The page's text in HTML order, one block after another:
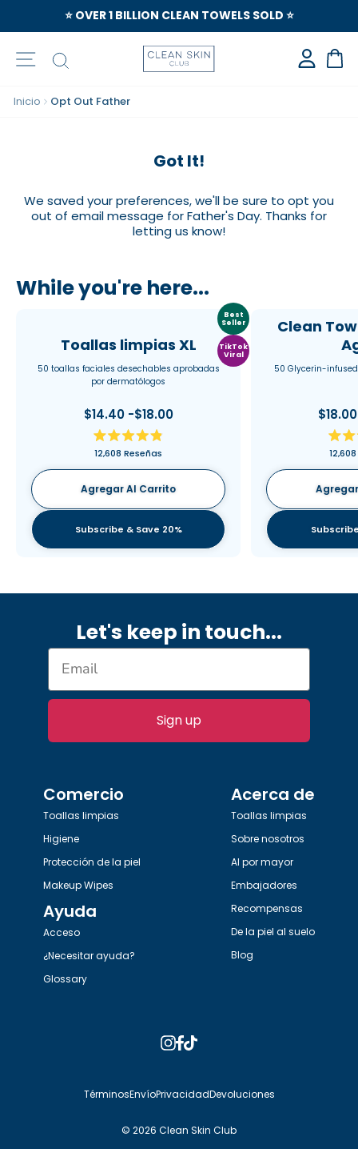
⭐️ OVER 1 BILLION CLEAN TOWELS SOLD ⭐️
Navegación
Inicio Opt Out Father
Got It!
We saved your preferences, we'll be sure to opt you
out of email message for Father's Day. Thanks for
letting us know!
While you're here...
Best
Seller
TikTok
Viral
Toallas limpias XL
50 toallas faciales desechables aprobadas
por dermatólogos
$14.40 -$18.00
Calificado
4.9
de
estrellas
12,608 Reseñas
Agregar Al Carrito
Subscribe & Save 20%
Clean
50 Glycerin-
12,608
Let's keep in touch...
Sign up
Comercio
Toallas limpias
Higiene
Protección de la piel
Makeup Wipes
Ayuda
Acceso
¿Necesitar ayuda?
Glossary
Acerca de
Toallas limpias
Sobre nosotros
Al por mayor
Embajadores
Recompensas
De la piel al suelo
Blog
Instagram
Facebook
TikTok
© 2026 Clean Skin Club
TérminosEnvíoPrivacidadDevoluciones